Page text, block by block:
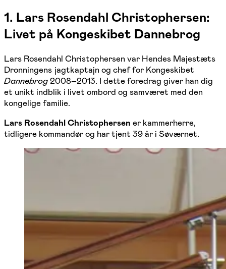
1. Lars Rosendahl Christophersen:
Livet på Kongeskibet Dannebrog
Lars Rosendahl Christophersen var Hendes Majestæts
Dronningens jagtkaptajn og chef for Kongeskibet
Dannebrog2008–2013. I dette foredrag giver han dig
et unikt indblik i livet ombord og samværet med den
kongelige familie.
Lars Rosendahl Christophersen er kammerherre,
tidligere kommandør og har tjent 39 år i Søværnet.